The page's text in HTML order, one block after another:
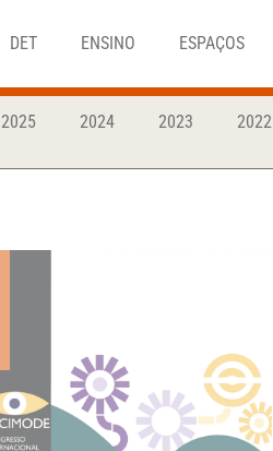
DET ENSINO ESPAÇOS
2025 2024 2023 2022